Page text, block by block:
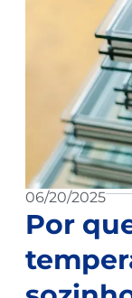
06/20/2025
Por